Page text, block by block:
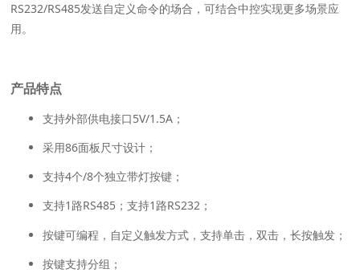
RS232/RS485发送自定义命令的场合，可结合中控实现更多场景应
用。
产品特点
支持外部供电接口5V/1.5A；
采用86面板尺寸设计；
支持4个/8个独立带灯按键；
支持1路RS485；支持1路RS232；
按键可编程，自定义触发方式，支持单击，双击，长按触发；
按键支持分组；